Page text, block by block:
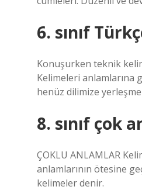
6. sınıf
Konuşurken teknik
Kelimeleri anlamlarına
henüz dilimize
8. sınıf çok
ÇOKLU ANLAMLAR
anlamlarının ötesine
kelimeler denir.